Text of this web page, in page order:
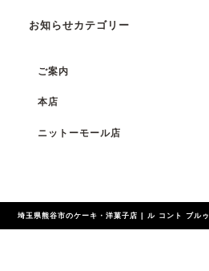
お知らせカテゴリー
ご案内
本店
ニットーモール店
埼玉県熊谷市のケーキ・洋菓子店 | ル コント ブルゥ